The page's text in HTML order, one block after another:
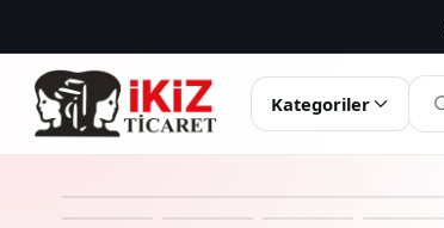
İKIZ TICARET
Kategoriler